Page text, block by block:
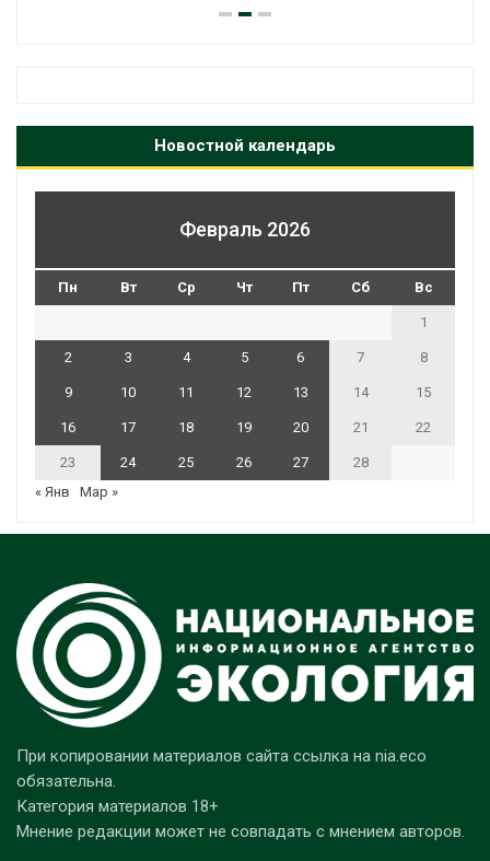
Новостной календарь
Февраль 2026
Пн Вт Ср Чт Пт Сб Вс
1
2 3 4 5 6 7 8
9 10 11 12 13 14 15
16 17 18 19 20 21 22
23 24 25 26 27
28
« Янв
Мар »
При копировании материалов сайта ссылка на nia.eco
обязательна.
Категория материалов 18+
Мнение редакции может не совпадать с мнением авторов.